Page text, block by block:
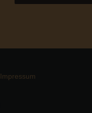
Impressum